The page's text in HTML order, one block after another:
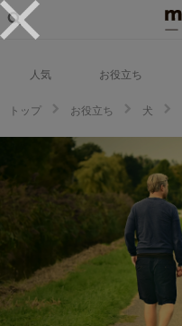
人気 お役立ち
トップ お役立ち 犬